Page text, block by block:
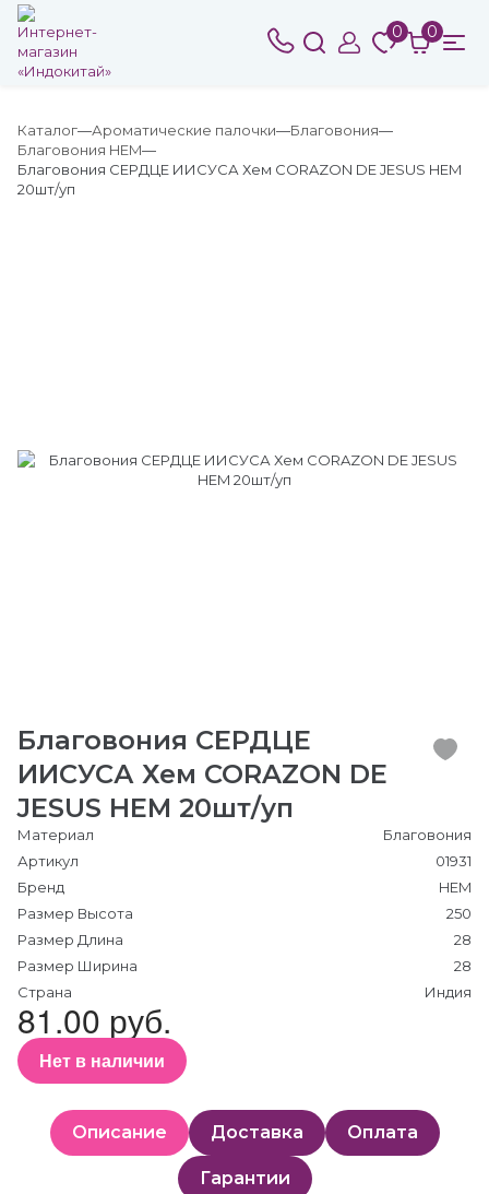
0 0
Каталог Ароматические палочки
Благовония
Благовония HEM
Благовония СЕРДЦЕ ИИСУСА Хем CORAZON DE JESUS HEM
20шт/уп
Благовония СЕРДЦЕ
ИИСУСА Хем CORAZON DE
JESUS HEM 20шт/уп
Материал
Благовония
Артикул
01931
Бренд
HEM
Размер Высота
250
Размер Длина
28
Размер Ширина
28
Страна
Индия
81.00 руб.
Нет в наличии
Описание Доставка Оплата
Гарантии